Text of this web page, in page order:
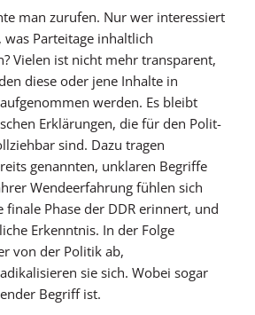
man zurufen. Nur wer interessiert
was Parteitage inhaltlich
Vielen ist nicht mehr transparent,
diese oder jene Inhalte in
werden. Es bleibt
Erklärungen, die für den Polit-
sind. Dazu tragen
genannten, unklaren Begriffe
Wendeerfahrung fühlen sich
finale Phase der DDR erinnert, und
Erkenntnis. In der Folge
von der Politik ab,
sie sich. Wobei sogar
Begriff ist.